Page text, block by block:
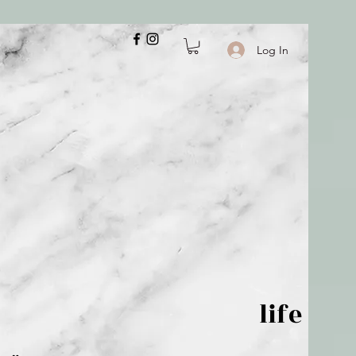
Log In
is but wind; life